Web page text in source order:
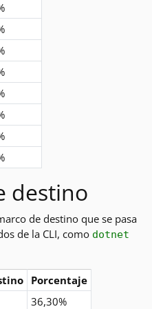
destino
de destino que se pasa
de la CLI, como dotnet
Porcentaje
36,30%